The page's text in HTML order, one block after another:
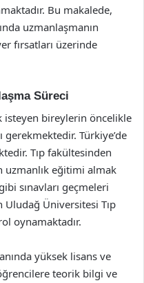
Bu makalede,
uzmanlaşmanın
fırsatları üzerinde
Süreci
isteyen bireylerin öncelikle
Türkiye’de
Tıp fakültesinden
uzmanlık eğitimi almak
sınavları geçmeleri
Uludağ Üniversitesi Tıp
oynamaktadır.
yüksek lisans ve
teorik bilgi ve